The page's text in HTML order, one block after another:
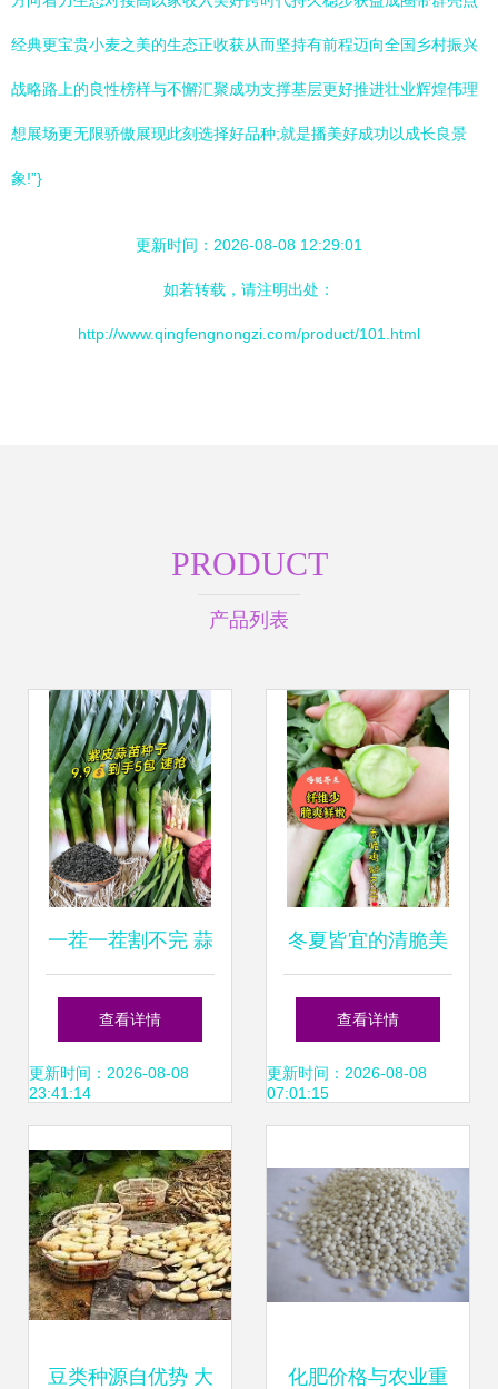
经典更宝贵小麦之美的生态正收获从而坚持有前程迈向全国乡村振兴
战略路上的良性榜样与不懈汇聚成功支撑基层更好推进壮业辉煌伟理
想展场更无限骄傲展现此刻选择好品种;就是播美好成功以成长良景
象!”}
更新时间：2026-08-08 12:29:01
如若转载，请注明出处：
http://www.qingfengnongzi.com/product/101.html
PRODUCT
产品列表
一茬一茬割不完 蒜
苗的四季种植指南
查看详情
更新时间：2026-08-08
23:41:14
冬夏皆宜的清脆美
味 鸡腿芥兰，打造
您的四季私家菜园
查看详情
更新时间：2026-08-08
07:01:15
豆类种源自优势 大 化肥价格与农业重